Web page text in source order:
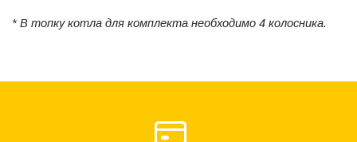
* В топку котла для комплекта необходимо 4 колосника.